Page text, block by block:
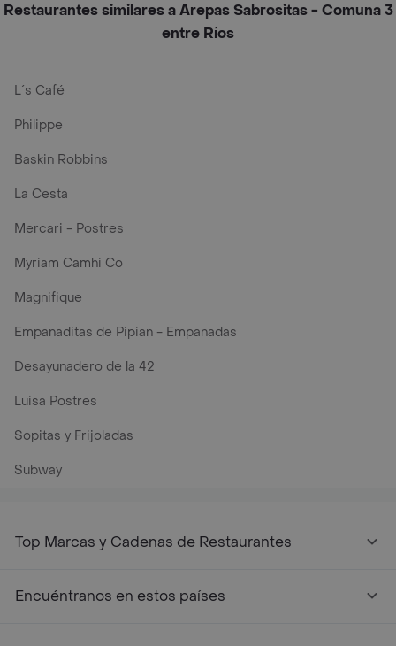
Restaurantes similares a Arepas Sabrositas - Comuna 3
entre Ríos
L´s Café
Philippe
Baskin Robbins
La Cesta
Mercari - Postres
Myriam Camhi Co
Magnifique
Empanaditas de Pipian - Empanadas
Desayunadero de la 42
Luisa Postres
Sopitas y Frijoladas
Subway
Top Marcas y Cadenas de Restaurantes
Encuéntranos en estos países